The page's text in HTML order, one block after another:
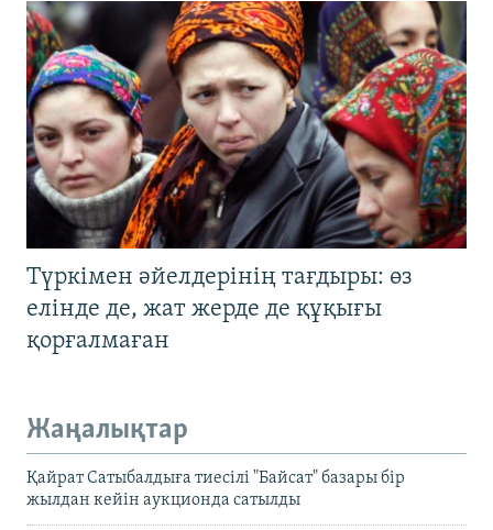
Түркімен әйелдерінің тағдыры: өз
елінде де, жат жерде де құқығы
қорғалмаған
Жаңалықтар
Қайрат Сатыбалдыға тиесілі "Байсат" базары бір
жылдан кейін аукционда сатылды